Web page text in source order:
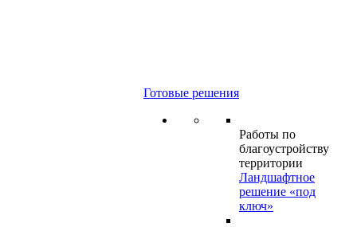
Готовые решения
Работы по
благоустройству
территории
Ландшафтное
решение «под
ключ»